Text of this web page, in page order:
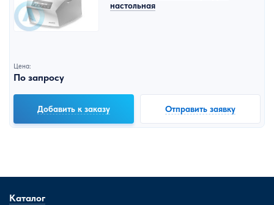
настольная
Цена:
По запросу
Добавить к заказу Отправить заявку
Каталог